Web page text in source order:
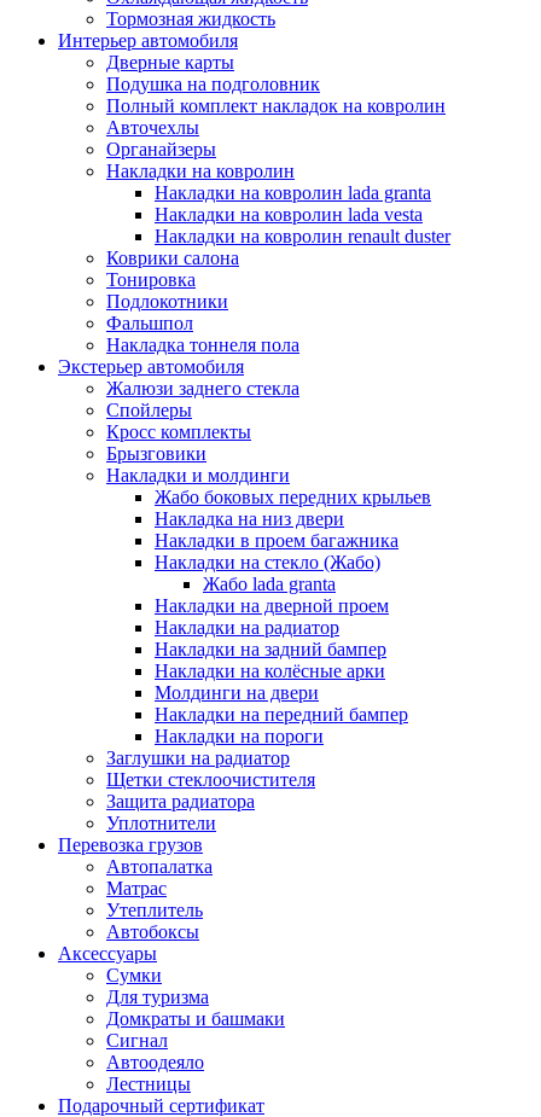
Тормозная жидкость
Интерьер автомобиля
Дверные карты
Подушка на подголовник
Полный комплект накладок на ковролин
Авточехлы
Органайзеры
Накладки на ковролин
Накладки на ковролин lada granta
Накладки на ковролин lada vesta
Накладки на ковролин renault duster
Коврики салона
Тонировка
Подлокотники
Фальшпол
Накладка тоннеля пола
Экстерьер автомобиля
Жалюзи заднего стекла
Спойлеры
Кросс комплекты
Брызговики
Накладки и молдинги
Жабо боковых передних крыльев
Накладка на низ двери
Накладки в проем багажника
Накладки на стекло (Жабо)
Жабо lada granta
Накладки на дверной проем
Накладки на радиатор
Накладки на задний бампер
Накладки на колёсные арки
Молдинги на двери
Накладки на передний бампер
Накладки на пороги
Заглушки на радиатор
Щетки стеклоочистителя
Защита радиатора
Уплотнители
Перевозка грузов
Автопалатка
Матрас
Утеплитель
Автобоксы
Аксессуары
Сумки
Для туризма
Домкраты и башмаки
Сигнал
Автоодеяло
Лестницы
Подарочный сертификат